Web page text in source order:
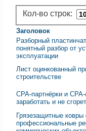
Кол-во строк:
Заголовок
Разборный
понятный разбор от
эксплуатации
Лист оцинкованный
строительстве
CPA-партнёрки и CPA-
заработать и не
Грязезащитные ковры
профессиональные